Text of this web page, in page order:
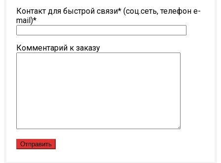
Контакт для быстрой связи* (соц.сеть, телефон e-
mail)*
Комментарий к заказу